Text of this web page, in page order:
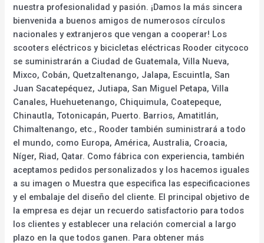
nuestra profesionalidad y pasión. ¡Damos la más sincera
bienvenida a buenos amigos de numerosos círculos
nacionales y extranjeros que vengan a cooperar! Los
scooters eléctricos y bicicletas eléctricas Rooder citycoco
se suministrarán a Ciudad de Guatemala, Villa Nueva,
Mixco, Cobán, Quetzaltenango, Jalapa, Escuintla, San
Juan Sacatepéquez, Jutiapa, San Miguel Petapa, Villa
Canales, Huehuetenango, Chiquimula, Coatepeque,
Chinautla, Totonicapán, Puerto. Barrios, Amatitlán,
Chimaltenango, etc., Rooder también suministrará a todo
el mundo, como Europa, América, Australia, Croacia,
Níger, Riad, Qatar. Como fábrica con experiencia, también
aceptamos pedidos personalizados y los hacemos iguales
a su imagen o Muestra que especifica las especificaciones
y el embalaje del diseño del cliente. El principal objetivo de
la empresa es dejar un recuerdo satisfactorio para todos
los clientes y establecer una relación comercial a largo
plazo en la que todos ganen. Para obtener más